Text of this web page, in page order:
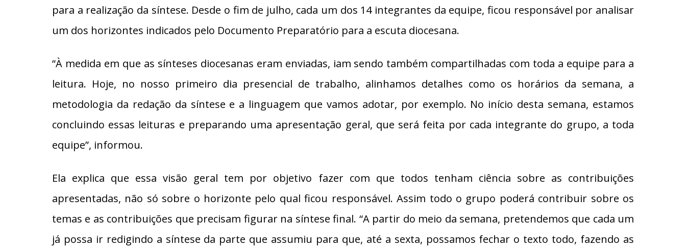
para a realização da síntese. Desde o fim de julho, cada um dos 14 integrantes da equipe, ficou responsável por analisar
um dos horizontes indicados pelo Documento Preparatório para a escuta diocesana.
“À medida em que as sínteses diocesanas eram enviadas, iam sendo também compartilhadas com toda a equipe para a
leitura. Hoje, no nosso primeiro dia presencial de trabalho, alinhamos detalhes como os horários da semana, a
metodologia da redação da síntese e a linguagem que vamos adotar, por exemplo. No início desta semana, estamos
concluindo essas leituras e preparando uma apresentação geral, que será feita por cada integrante do grupo, a toda
equipe”, informou.
Ela explica que essa visão geral tem por objetivo fazer com que todos tenham ciência sobre as contribuições
apresentadas, não só sobre o horizonte pelo qual ficou responsável. Assim todo o grupo poderá contribuir sobre os
temas e as contribuições que precisam figurar na síntese final. “A partir do meio da semana, pretendemos que cada um
já possa ir redigindo a síntese da parte que assumiu para que, até a sexta, possamos fechar o texto todo, fazendo as